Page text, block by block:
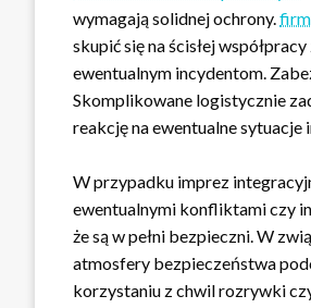
wymagają solidnej ochrony.
skupić się na ścisłej
ewentualnym incydentom.
Skomplikowane logistycznie
reakcję na ewentualne
W przypadku imprez
ewentualnymi konfliktami czy
że są w pełni bezpieczni. W
atmosfery bezpieczeństwa
korzystaniu z chwil rozrywki